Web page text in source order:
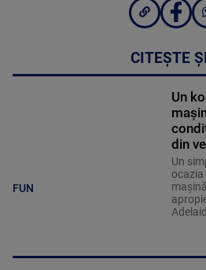
CITEȘTE
FUN
Un
din
Un
ocazia